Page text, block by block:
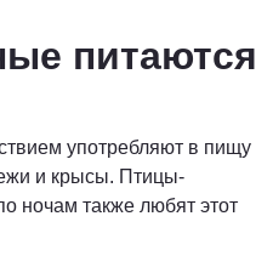
питаются
употребляют в пищу
и крысы. Птицы-
ночам также любят этот